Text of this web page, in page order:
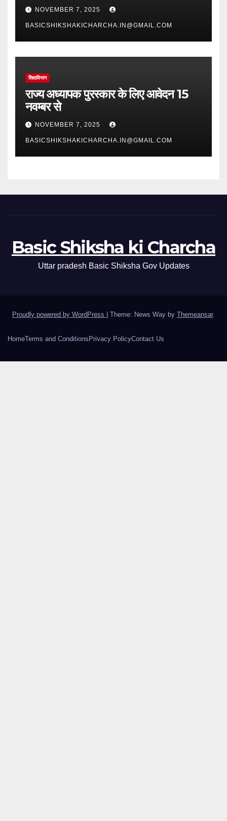
NOVEMBER 7, 2025
BASICSHIKSHAKICHARCHA.IN@GMAIL.COM
शिक्षाविभाग
राज्य अध्यापक पुरस्कार के लिए आवेदन 15
नवम्बर से
NOVEMBER 7, 2025
BASICSHIKSHAKICHARCHA.IN@GMAIL.COM
Basic Shiksha ki Charcha
Uttar pradesh Basic Shiksha Gov Updates
Proudly powered by WordPress | Theme: News Way by Themeansar.
HomeTerms and Conditions Privacy PolicyContact Us